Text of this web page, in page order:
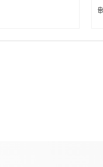
฿